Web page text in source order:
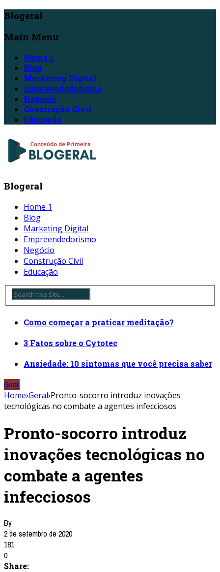
Blogeral
Main Menu
Home 1
Blog
Marketing Digital
Empreendedorismo
Negócio
Construção Civil
Educação
Blogeral
Home 1
Blog
Marketing Digital
Empreendedorismo
Negócio
Construção Civil
Educação
Como começar a praticar meditação?
3 Fatos sobre o Cytotec
Ansiedade: 10 sintomas que você precisa saber
Geral
Home›Geral›Pronto-socorro introduz inovações
tecnológicas no combate a agentes infecciosos
Pronto-socorro introduz
inovações tecnológicas no
combate a agentes
infecciosos
By
2 de setembro de 2020
181
0
Share: